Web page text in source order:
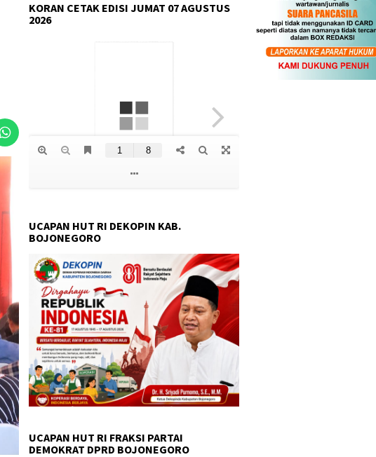
KORAN CETAK EDISI JUMAT 07 AGUSTUS
2026
UCAPAN HUT RI DEKOPIN KAB.
BOJONEGORO
UCAPAN HUT RI FRAKSI PARTAI
DEMOKRAT DPRD BOJONEGORO